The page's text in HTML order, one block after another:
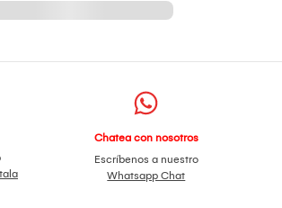
Chatea con nosotros
Escríbenos a nuestro
Whatsapp Chat